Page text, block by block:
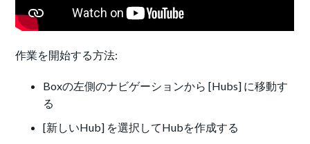
作業を開始する方法:
Boxの左側のナビゲーションから [Hubs] に移動す
る
[新しいHub] を選択してHubを作成する